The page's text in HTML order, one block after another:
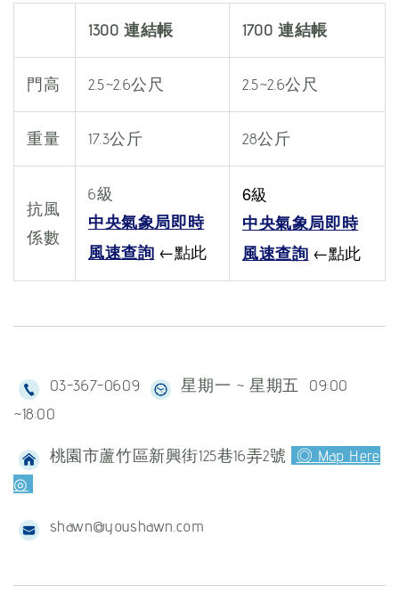
1300 連結帳 1700 連結帳
門高 2.5~2.6公尺 2.5~2.6公尺
重量 17.3公斤 28公斤
抗風
係數
6級
中央氣象局即時
風速查詢 ←點此
6級
中央氣象局即時
風速查詢 ←點此
03-367-0609
星期一 ~ 星期五 09:00
~18:00
桃園市蘆竹區新興街125巷16弄2號
◎ Map Here
◎
shawn@youshawn.com